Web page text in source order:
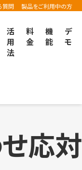
質問 製品をご利用中の方
活
用
法
料
金
機
能
デ
モ
「メールディーラー」は
応対